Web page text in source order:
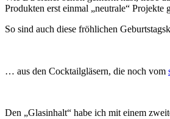
Produkten erst einmal „neutrale“ Projekte
So sind auch diese fröhlichen
… aus den Cocktailgläsern, die noch vom
Den „Glasinhalt“ habe ich mit einem